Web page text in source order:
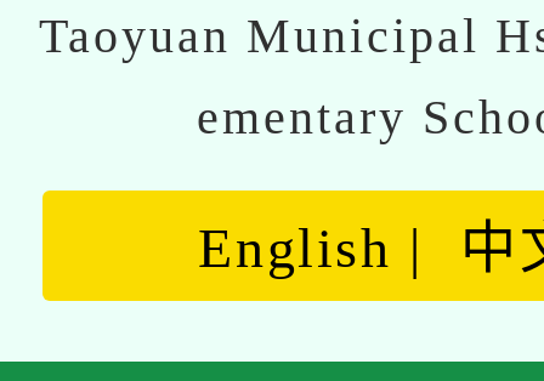
Taoyuan Municipal
ementary
English 中